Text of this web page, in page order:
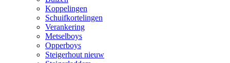
Koppelingen
Schuifkortelingen
Verankering
Metselboys
Opperboys
Steigerhout nieuw